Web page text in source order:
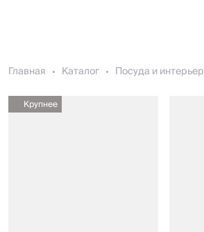
Главная Каталог Посуда и интерьер
Крупнее